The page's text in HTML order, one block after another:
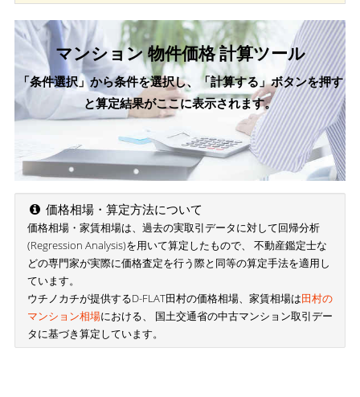
マンション 物件価格 計算ツール
「条件選択」から条件を選択し、「計算する」ボタンを押す
と算定結果がここに表示されます。
価格相場・算定方法について
価格相場・家賃相場は、過去の実取引データに対して回帰分析
(Regression Analysis)を用いて算定したもので、 不動産鑑定士な
どの専門家が実際に価格査定を行う際と同等の算定手法を適用し
ています。
ウチノカチが提供するD-FLAT田村の価格相場、家賃相場は田村の
マンション相場における、 国土交通省の中古マンション取引デー
タに基づき算定しています。